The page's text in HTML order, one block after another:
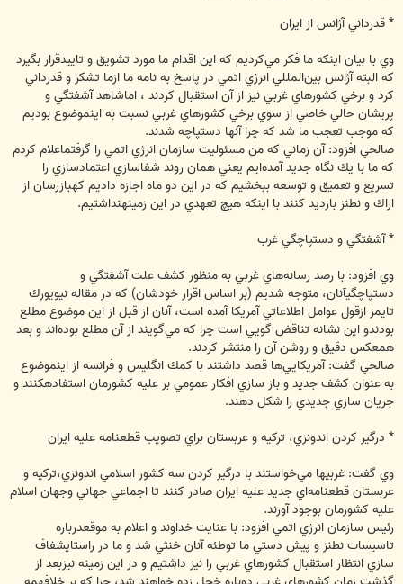
* قدرداني آژانس از ايران
وي با بيان اينكه ما فكر مي‌كرديم كه اين اقدام ما مورد تشويق و تاييدقرار بگيرد
كه البته آژانس بين‌المللي انرژي اتمي در پاسخ به نامه ما ازما تشكر و قدرداني
كرد و برخي كشورهاي غربي نيز از آن استقبال كردند ، اماشاهد آشفتگي و
پريشان حالي خاصي از سوي برخي كشورهاي غربي نسبت به اينموضوع بوديم
كه موجب تعجب ما شد كه چرا آنها دستپاچه شدند.
صالحي افزود: آن زماني كه من مسئوليت سازمان انرژي اتمي را گرفتماعلام كردم
كه ما با يك نگاه جديد آمده‌ايم يعني همان روند شفاسازي اعتمادسازي را
تسريع و تعميق و توسعه ببخشيم كه در اين دو ماه اجازه داديم كهبازرسان از
اراك و نطنز بازديد كنند با اينكه هيچ تعهدي در اين زمينهنداشتيم.
* آشفتگي و دستپاچگي غرب
وي افزود: با رصد رسانه‌هاي غربي به منظور كشف علت آشفتگي و
دستپاچگيآنان، متوجه شديم (بر اساس اقرار خودشان) كه در مقاله نيويورك
تايمز ازقول عوامل اطلاعاتي آمريكا آمده است، آنان از قبل از اين موضوع مطلع
بودندو اين نشانه تناقض گويي است چرا كه مي‌گويند از آن مطلع بوده‌اند و بعد
همعكس دقيق و روشن آن را منتشر كردند.
صالحي گفت: آمريكايي‌ها قصد داشتند با كمك انگليس و فرانسه از اينموضوع
به عنوان كشف جديد و باز سازي افكار عمومي بر عليه كشورمان استفادهكنند و
جريان سازي جديدي را شكل دهند.
* درگير كردن اندونزي، تركيه و عربستان براي تصويب قطعنامه عليه ايران
وي گفت: غربيها مي‌خواستند با درگير كردن سه كشور اسلامي اندونزي،تركيه و
عربستان قطعنامه‌اي جديد عليه ايران صادر كنند تا اجماعي جهاني وجهان اسلام
عليه كشورمان بوجود آورند.
رئيس سازمان انرژي اتمي افزود: با عنايت خداوند و اعلام به موقعدرباره
تاسيسات نطنز و پيش دستي ما توطئه آنان خنثي شد و ما در راستايشفاف
سازي انتظار استقبال كشورهاي غربي را نيز داشتيم و در اين زمينه نيزبعد از